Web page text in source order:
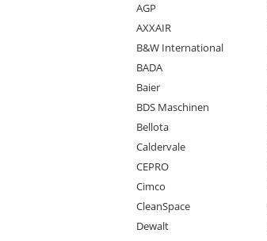
AGP
AXXAIR
B&W International
BADA
Baier
BDS Maschinen
Bellota
Caldervale
CEPRO
Cimco
CleanSpace
Dewalt